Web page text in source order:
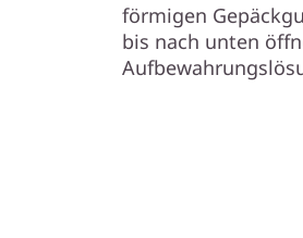
förmigen
bis nach unten